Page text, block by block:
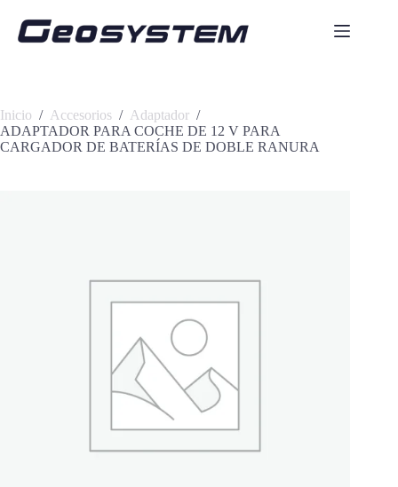
contenido
Inicio / Accesorios / Adaptador /
ADAPTADOR PARA COCHE DE 12 V PARA
CARGADOR DE BATERÍAS DE DOBLE RANURA